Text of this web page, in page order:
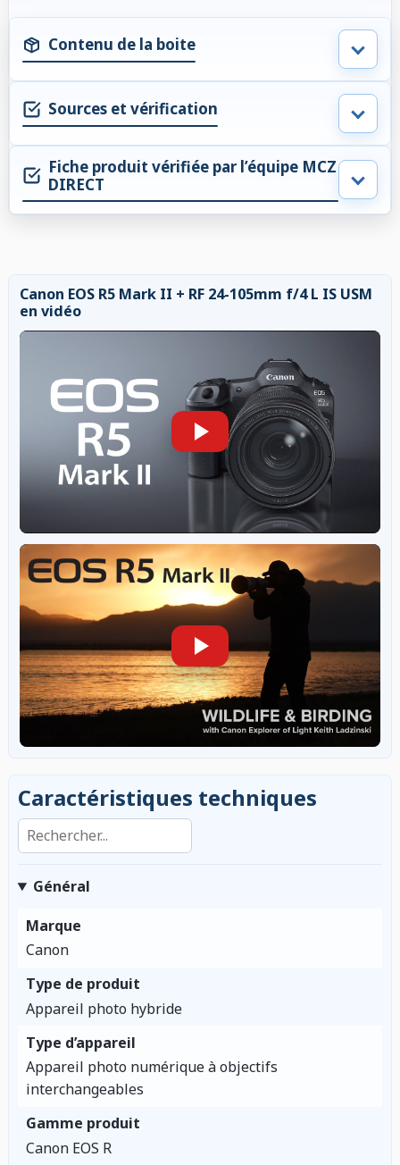
Contenu de la boite
Sources et vérification
Fiche produit vérifiée par l’équipe MCZ
DIRECT
Canon EOS R5 Mark II + RF 24-105mm f/4 L IS USM
en vidéo
Caractéristiques techniques
Rechercher dans les caractéristiques
Général
Marque
Canon
Type de produit
Appareil photo hybride
Type d’appareil
Appareil photo numérique à objectifs
interchangeables
Gamme produit
Canon EOS R